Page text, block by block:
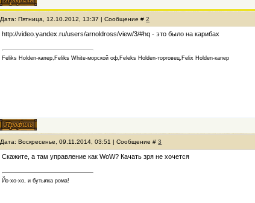
Дата: Пятница, 12.10.2012, 13:37 | Сообщение #2
http://video.yandex.ru/users/arnoldross/view/3/#hq - это было на карибах
Feliks Holden-капер,Feliks White-морской оф,Feleks Holden-торговец,Felix Holden-капер
Дата: Воскресенье, 09.11.2014, 03:51 | Сообщение #3
Скажите, а там управление как WoW? Качать зря не хочется
Йо-хо-хо, и бутылка рома!